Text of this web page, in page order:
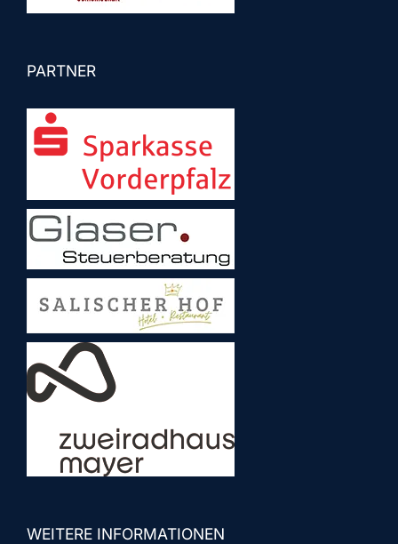
PARTNER
WEITERE INFORMATIONEN